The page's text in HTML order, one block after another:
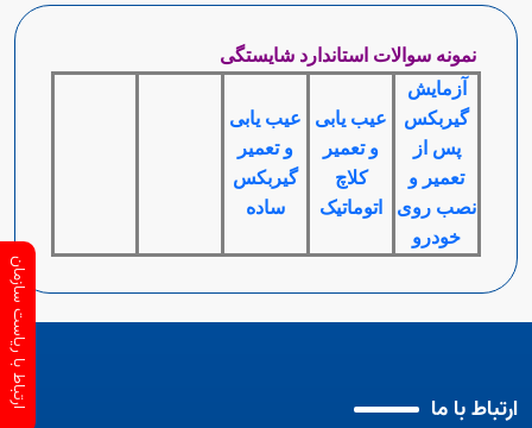
نمونه سوالات استاندارد شایستگی
آزمایش
گیربکس
پس از
تعمیر و
نصب روی
خودرو
عیب یابی
و تعمیر
کلاچ
اتوماتیک
عیب یابی
و تعمیر
گیربکس
ساده
ارتباط با ما
ارتباط با ریاست سازمان